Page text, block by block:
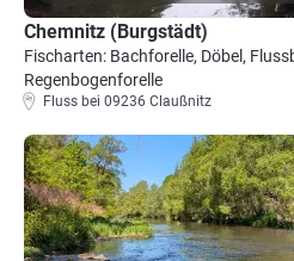
Chemnitz (Burgstädt)
Fischarten: Bachforelle, Döbel,
Regenbogenforelle
Fluss bei 09236 Claußnitz